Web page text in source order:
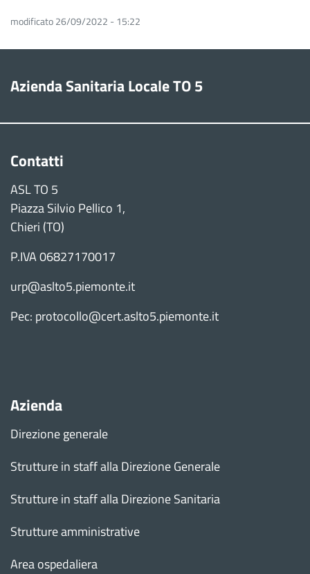
modificato 26/09/2022 - 15:22
Azienda Sanitaria Locale TO 5
Contatti
ASL TO 5
Piazza Silvio Pellico 1,
Chieri (TO)
P.IVA 06827170017
urp@aslto5.piemonte.it
Pec: protocollo@cert.aslto5.piemonte.it
Azienda
Direzione generale
Strutture in staff alla Direzione Generale
Strutture in staff alla Direzione Sanitaria
Strutture amministrative
Area ospedaliera